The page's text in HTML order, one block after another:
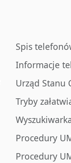
Spis
Informacje
Urząd Stanu
Tryby
Procedury
Procedury